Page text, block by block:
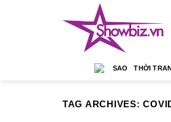
SAO THỜI
TAG ARCHIVES: